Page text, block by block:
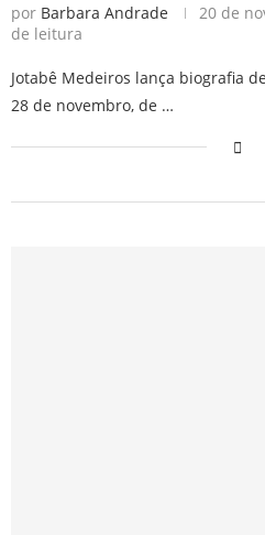
por Barbara Andrade 20 de
de leitura
Jotabê Medeiros lança biografia
28 de novembro, de …